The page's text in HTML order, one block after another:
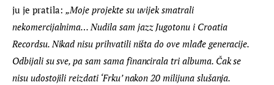
ju je pratila: „Moje projekte su uvijek smatrali
nekomercijalnima… Nudila sam jazz Jugotonu i Croatia
Recordsu. Nikad nisu prihvatili ništa do ove mlađe generacije.
Odbijali su sve, pa sam sama financirala tri albuma. Čak se
nisu udostojili reizdati ‘Frku’ nakon 20 milijuna slušanja.